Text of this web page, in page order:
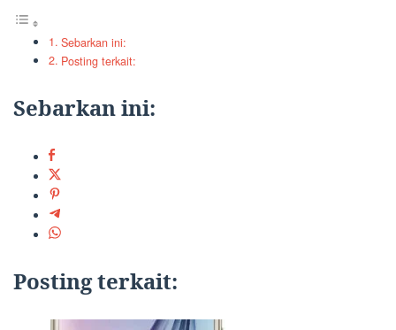
Sebarkan ini:
Posting terkait:
Sebarkan ini:
Posting terkait: